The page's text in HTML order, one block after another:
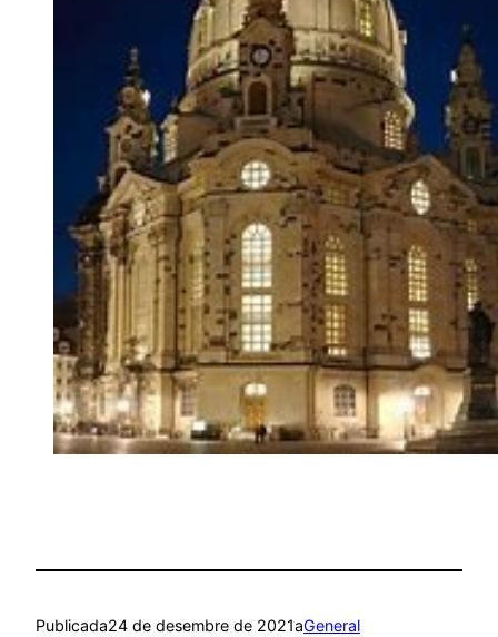
Publicada24 de desembre de 2021aGeneral